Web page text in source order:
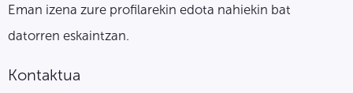
Eman izena zure profilarekin edota nahiekin bat
datorren eskaintzan.
Kontaktua